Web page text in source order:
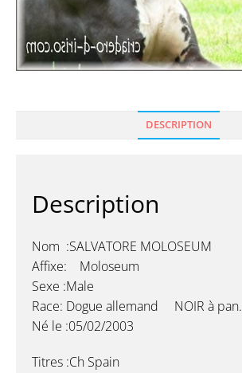
DESCRIPTION
Description
Nom :SALVATORE MOLOSEUM
Affixe: Moloseum
Sexe :Male
Race: Dogue allemand NOIR à pan.
Né le :05/02/2003
Titres :Ch Spain